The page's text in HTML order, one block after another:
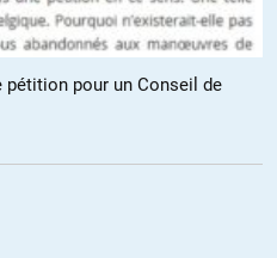
ne signifient pas « la guerre pour
la vérité ».
éventuelle.
c’est à corriger.
pétition pour un Conseil de